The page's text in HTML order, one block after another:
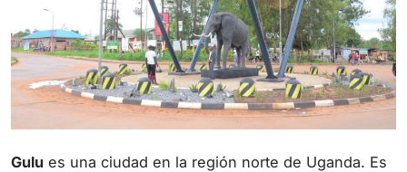
Gulu es una ciudad en la región norte de Uganda. Es